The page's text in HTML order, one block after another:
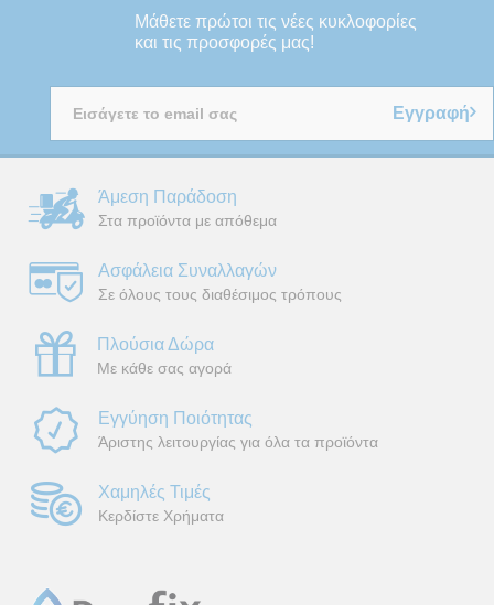
Μάθετε πρώτοι τις νέες κυκλοφορίες
και τις προσφορές μας!
Εγγραφή
Άμεση Παράδοση
Στα προϊόντα με απόθεμα
Ασφάλεια Συναλλαγών
Σε όλους τους διαθέσιμος τρόπους
Πλούσια Δώρα
Με κάθε σας αγορά
Εγγύηση Ποιότητας
Άριστης λειτουργίας για όλα τα προϊόντα
Χαμηλές Τιμές
Κερδίστε Χρήματα